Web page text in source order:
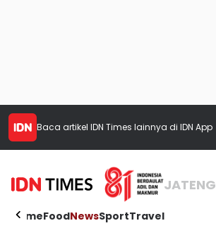
Baca artikel IDN Times lainnya di IDN App
JATENG
HomeFoodNewsSportTravel